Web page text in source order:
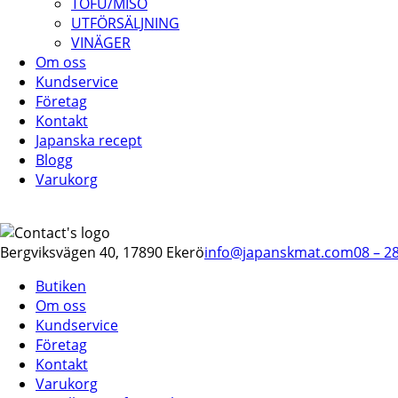
UTFÖRSÄLJNING
VINÄGER
Om oss
Kundservice
Företag
Kontakt
Japanska recept
Blogg
Varukorg
Bergviksvägen 40, 17890 Ekeröinfo@japanskmat.com08 –
Butiken
Om oss
Kundservice
Företag
Kontakt
Varukorg